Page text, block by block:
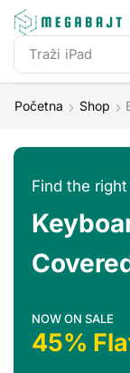
Traži iPad
Početna Shop
Find the
NOW ON SALE
45%